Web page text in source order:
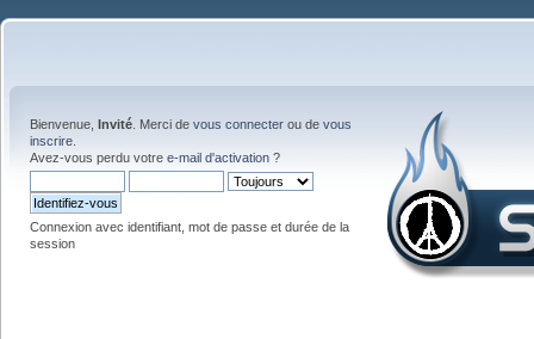
Bienvenue, Invité . Merci de vous connecter ou de vous
inscrire
Avez-vous perdu votre e-mail d'activation ?
Connexion avec identifiant, mot de passe et durée de la
session